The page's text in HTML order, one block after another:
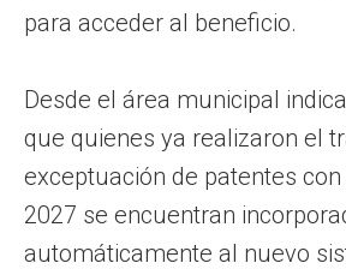
para acceder al beneficio.
Desde el área municipal
que quienes ya realizaron el
exceptuación de patentes
2027 se encuentran
automáticamente al nuevo